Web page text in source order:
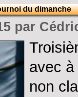
du dimanche
par
avec
non